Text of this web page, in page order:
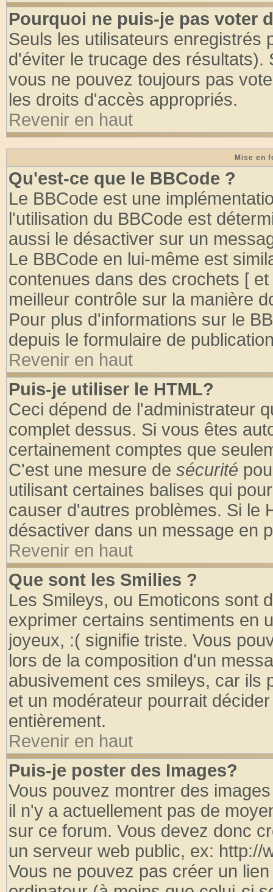
Pourquoi ne puis-je pas voter
Seuls les utilisateurs enregistrés
d'éviter le trucage des
vous ne pouvez toujours pas
les droits d'accès appropriés.
Revenir en haut
Mise en
Qu'est-ce que le BBCode ?
Le BBCode est une
l'utilisation du BBCode est
aussi le désactiver sur un
Le BBCode en lui-même est
contenues dans des crochets [
meilleur contrôle sur la manière
Pour plus d'informations sur le
depuis le formulaire de
Revenir en haut
Puis-je utiliser le HTML?
Ceci dépend de l'administrateur
complet dessus. Si vous êtes
certainement comptes que
C'est une mesure de sécurité
utilisant certaines balises qui
causer d'autres problèmes. Si le
désactiver dans un message en
Revenir en haut
Que sont les Smilies ?
Les Smileys, ou Emoticons sont
exprimer certains sentiments en
joyeux, :( signifie triste. Vous
lors de la composition d'un
abusivement ces smileys, car ils
et un modérateur pourrait
entièrement.
Revenir en haut
Puis-je poster des Images?
Vous pouvez montrer des
il n'y a actuellement pas de
sur ce forum. Vous devez donc
un serveur web public, ex: http://
Vous ne pouvez pas créer un